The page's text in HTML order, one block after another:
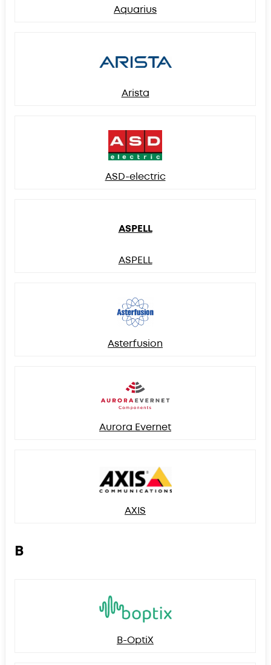
Aquarius
Arista
ASD-electric
ASPELL
ASPELL
Asterfusion
Aurora Evernet
AXIS
B
B-OptiX